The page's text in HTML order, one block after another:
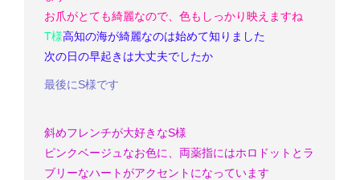
お爪がとても綺麗なので、色もしっかり映えますね
T様高知の海が綺麗なのは始めて知りました
次の日の早起きは大丈夫でしたか
最後にS様です
斜めフレンチが大好きなS様
ピンクベージュなお色に、両薬指にはホロドットとラ
ブリーなハートがアクセントになっています